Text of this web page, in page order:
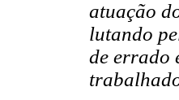
atuação
lutando
de errado